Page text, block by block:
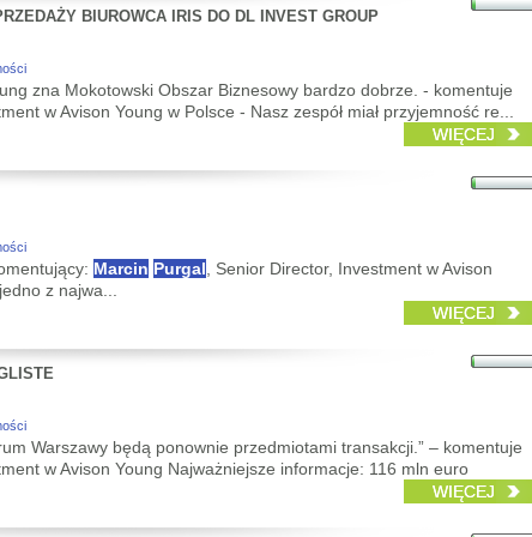
BIUROWCA IRIS DO DL INVEST GROUP
zna Mokotowski Obszar Biznesowy bardzo dobrze. - komentuje
w Avison Young w Polsce - Nasz zespół miał przyjemność re...
WIĘCEJ
Marcin Purgal , Senior Director, Investment w Avison
z najwa...
WIĘCEJ
Warszawy będą ponownie przedmiotami transakcji.” – komentuje
w Avison Young Najważniejsze informacje: 116 mln euro
WIĘCEJ